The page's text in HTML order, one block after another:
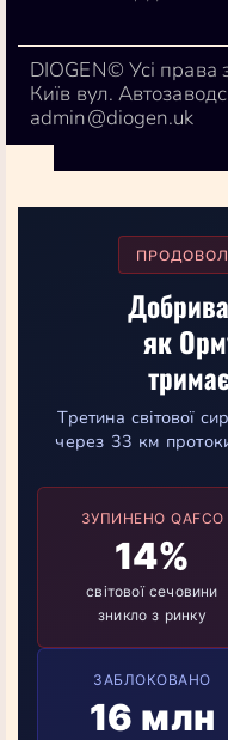
DIOGEN© Усі права
Київ вул.
admin@diogen.uk
як
Третина світової
через 33 км
ЗУПИНЕНО QAFCO
14%
світової сечовини
зникло з ринку
ЗАБЛОКОВАНО
16 млн